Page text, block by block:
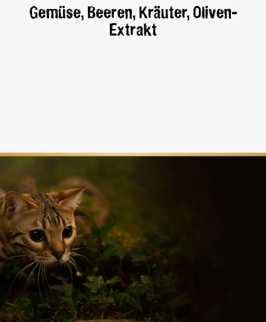
Gemüse, Beeren, Kräuter, Oliven-
Extrakt